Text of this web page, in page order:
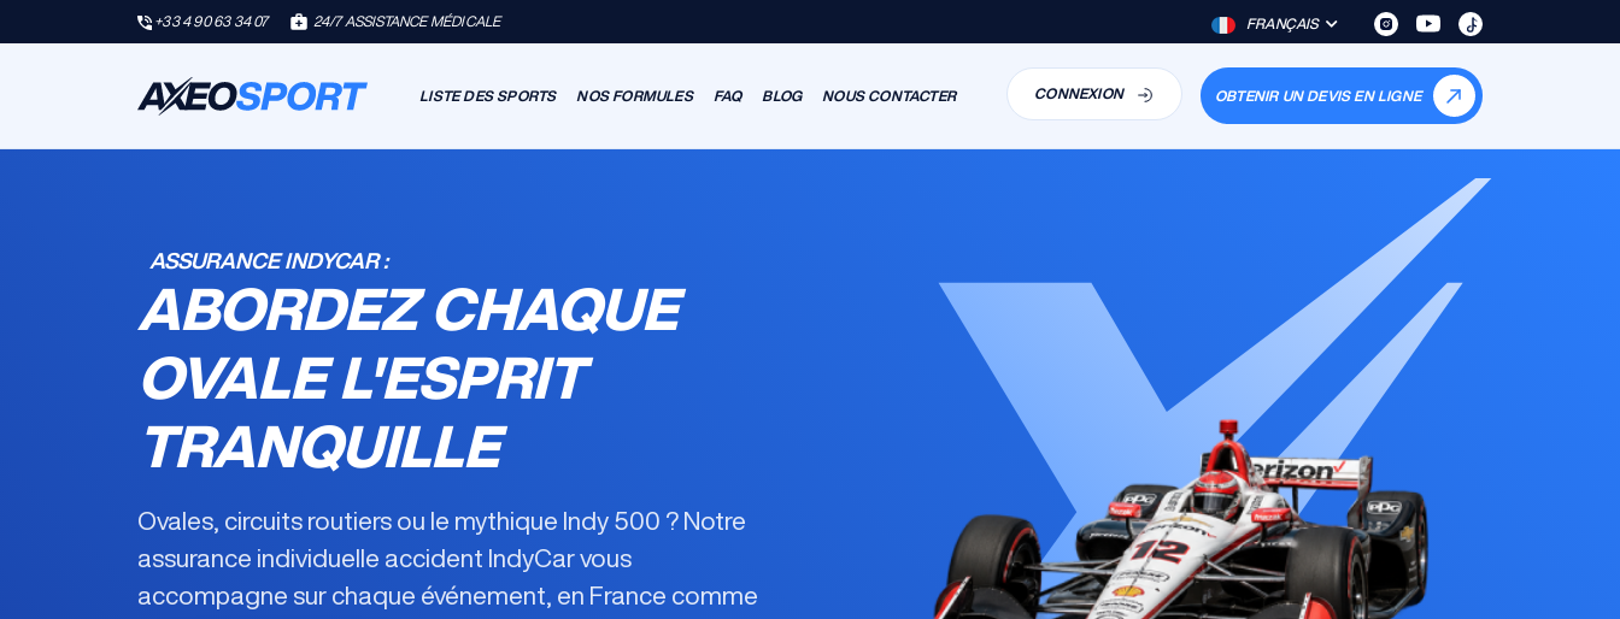
+33 4 90 63 34 07 24/7 ASSISTANCE MÉDICALE FRANÇAIS
LISTE DES SPORTS NOS FORMULES FAQ BLOG NOUS CONTACTER CONNEXION OBTENIR UN DEVIS EN LIGNE
ASSURANCE INDYCAR :
ABORDEZ CHAQUE
OVALE L'ESPRIT
TRANQUILLE
Ovales, circuits routiers ou le mythique Indy 500 ? Notre
assurance individuelle accident IndyCarvous
accompagne sur chaque événement, en France comme